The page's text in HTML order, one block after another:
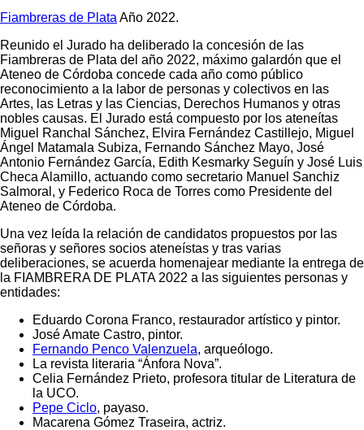
Fiambreras de Plata Año 2022.
Reunido el Jurado ha deliberado la concesión de las
Fiambreras de Plata del año 2022, máximo galardón que el
Ateneo de Córdoba concede cada año como público
reconocimiento a la labor de personas y colectivos en las
Artes, las Letras y las Ciencias, Derechos Humanos y otras
nobles causas. El Jurado está compuesto por los ateneítas
Miguel Ranchal Sánchez, Elvira Fernández Castillejo, Miguel
Ángel Matamala Subiza, Fernando Sánchez Mayo, José
Antonio Fernández García, Edith Kesmarky Seguín y José Luis
Checa Alamillo, actuando como secretario Manuel Sanchiz
Salmoral, y Federico Roca de Torres como Presidente del
Ateneo de Córdoba.
Una vez leída la relación de candidatos propuestos por las
señoras y señores socios ateneístas y tras varias
deliberaciones, se acuerda homenajear mediante la entrega de
la FIAMBRERA DE PLATA 2022 a las siguientes personas y
entidades:
Eduardo Corona Franco, restaurador artístico y pintor.
José Amate Castro, pintor.
Fernando Penco Valenzuela, arqueólogo.
La revista literaria “Ánfora Nova”.
Celia Fernández Prieto, profesora titular de Literatura de
la UCO.
Pepe Ciclo, payaso.
Macarena Gómez Traseira, actriz.